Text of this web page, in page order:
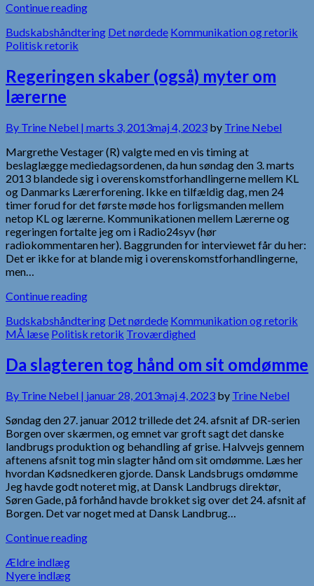
Continue reading
Budskabshåndtering Det nørdede Kommunikation og retorik
Politisk retorik
Regeringen skaber (også) myter om
lærerne
By Trine Nebel | marts 3, 2013maj 4, 2023 by Trine Nebel
Margrethe Vestager (R) valgte med en vis timing at
beslaglægge mediedagsordenen, da hun søndag den 3. marts
2013 blandede sig i overenskomstforhandlingerne mellem KL
og Danmarks Lærerforening. Ikke en tilfældig dag, men 24
timer forud for det første møde hos forligsmanden mellem
netop KL og lærerne. Kommunikationen mellem Lærerne og
regeringen fortalte jeg om i Radio24syv (hør
radiokommentaren her). Baggrunden for interviewet får du her:
Det er ikke for at blande mig i overenskomstforhandlingerne,
men…
Continue reading
Budskabshåndtering Det nørdede Kommunikation og retorik
MÅ læse Politisk retorik Troværdighed
Da slagteren tog hånd om sit omdømme
By Trine Nebel | januar 28, 2013maj 4, 2023 by Trine Nebel
Søndag den 27. januar 2012 trillede det 24. afsnit af DR-serien
Borgen over skærmen, og emnet var groft sagt det danske
landbrugs produktion og behandling af grise. Halvvejs gennem
aftenens afsnit tog min slagter hånd om sit omdømme. Læs her
hvordan Kødsnedkeren gjorde. Dansk Landsbrugs omdømme
Jeg havde godt noteret mig, at Dansk Landbrugs direktør,
Søren Gade, på forhånd havde brokket sig over det 24. afsnit af
Borgen. Det var noget med at Dansk Landbrug…
Continue reading
Navigation
Ældre indlæg
Nyere indlæg